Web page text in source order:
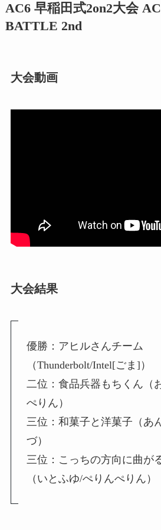
AC6 早稲田式2on2大会
BATTLE 2nd
大会動画
大会結果
優勝：アヒルさんチーム
（Thunderbolt/Intel[ごま]）
二位：食品兵器もちくん（
ぺりん）
三位：和菓子と洋菓子（あ
づ）
三位：こっちの方向に曲が
（いとふゆ/ぺりんぺりん）